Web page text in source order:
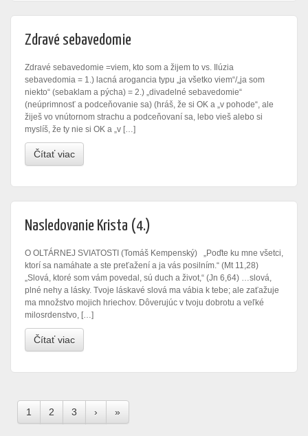
Zdravé sebavedomie
Zdravé sebavedomie =viem, kto som a žijem to vs. Ilúzia
sebavedomia = 1.) lacná arogancia typu „ja všetko viem“/„ja som
niekto“ (sebaklam a pýcha) = 2.) „divadelné sebavedomie“
(neúprimnosť a podceňovanie sa) (hráš, že si OK a „v pohode“, ale
žiješ vo vnútornom strachu a podceňovaní sa, lebo vieš alebo si
myslíš, že ty nie si OK a „v […]
Čítať viac
Nasledovanie Krista (4.)
O OLTÁRNEJ SVIATOSTI (Tomáš Kempenský) „Poďte ku mne všetci,
ktorí sa namáhate a ste preťažení a ja vás posilním.“ (Mt 11,28)
„Slová, ktoré som vám povedal, sú duch a život,“ (Jn 6,64) …slová,
plné nehy a lásky. Tvoje láskavé slová ma vábia k tebe; ale zaťažuje
ma množstvo mojich hriechov. Dôverujúc v tvoju dobrotu a veľké
milosrdenstvo, […]
Čítať viac
1 2 3 › »